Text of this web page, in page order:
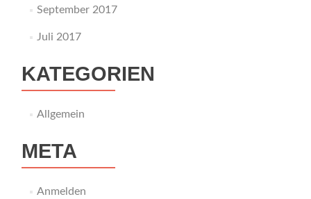
September 2017
Juli 2017
KATEGORIEN
Allgemein
META
Anmelden